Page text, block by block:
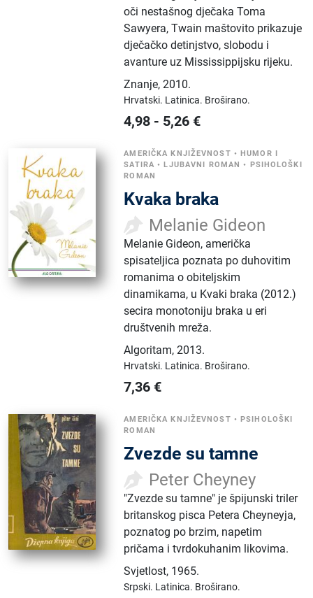
oči nestašnog dječaka Toma
Sawyera, Twain maštovito prikazuje
dječačko detinjstvo, slobodu i
avanture uz Mississippijsku rijeku.
Znanje,2010.
Hrvatski. Latinica. Broširano.
4,98 - 5,26 €
AMERIČKA KNJIŽEVNOST • HUMOR I
SATIRA • LJUBAVNI ROMAN •
PSIHOLOŠKI
ROMAN
Kvaka braka
Melanie Gideon
Melanie Gideon, američka
spisateljica poznata po duhovitim
romanima o obiteljskim
dinamikama, u Kvaki braka (2012.)
secira monotoniju braka u eri
društvenih mreža.
Algoritam,2013.
Hrvatski. Latinica. Broširano.
7,36 €
AMERIČKA KNJIŽEVNOST • PSIHOLOŠKI
ROMAN
Zvezde su tamne
Peter Cheyney
"Zvezde su tamne" je špijunski triler
britanskog pisca Petera Cheyneyja,
poznatog po brzim, napetim
pričama i tvrdokuhanim likovima.
Svjetlost, 1965.
Srpski. Latinica. Broširano.